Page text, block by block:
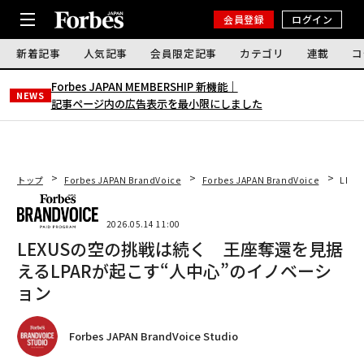
会員登録 ログイン
新着記事 人気記事 会員限定記事 カテゴリ 連載
NEWS
Forbes JAPAN MEMBERSHIP 新機能｜
記事ページ内の広告表示を最小限にしました
トップ Forbes JAPAN BrandVoice Forbes JAPAN BrandVoice
2026.05.14 11:00
LEXUSの空の挑戦は続く 王座奪還を見据
えるLPARが起こす“人中心”のイノベーシ
ョン
Forbes JAPAN BrandVoice Studio